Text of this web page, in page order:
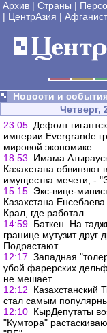
Архив | Страны |
| ЦентрАзия |
Новости и события
Четверг,
23:05 Дефолт
империи Evergrande
мировой экономике
18:53
Имама
Казахстана обвиняют
имущества мечети, -
15:15 Экс-вице-
Казахстана
Крал, где работал
14:59 Баткен. На
границе мутузит друг
Подрастают...
12:17 Западная
убой фарерских
не мешает
12:12
Казахстанский
стал самым
12:10 КырДепутаты
"Кумтора"